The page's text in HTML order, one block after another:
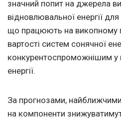
значний попит на джерела
відновлювальної енергії
що працюють на викопному
вартості систем сонячної
конкурентоспроможнішим у
енергії.
За прогнозами,
на компоненти